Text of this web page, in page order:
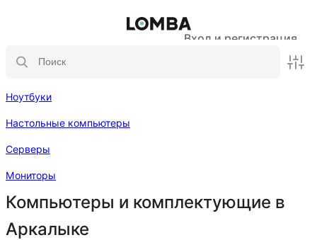
Вход и регистрация
Ноутбуки
Настольные компьютеры
Серверы
Мониторы
Компьютеры и комплектующие в
Аркалыке